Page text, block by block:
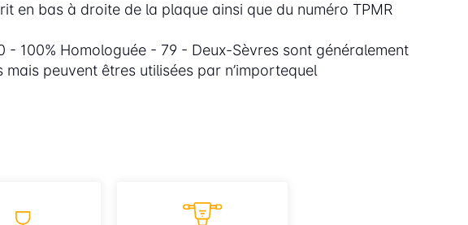
en bas à droite de la plaque ainsi que du numéro TPMR
100% Homologuée - 79 - Deux-Sèvres sont généralement
peuvent êtres utilisées par n’importequel